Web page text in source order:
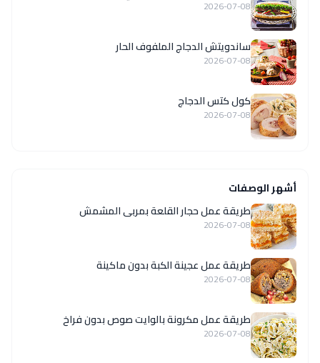
2026-07-08
ساندويتش الدجاج الملفوف الحار
2026-07-08
كول كتس الدجاج
2026-07-08
أشهر الوصفات
طريقة عمل حجار القلعة بمربى المشمش
2026-07-08
طريقة عمل عجينة الكبة بدون ماكينة
2026-07-08
طريقة عمل مكرونة بالوايت صوص بدون فراخ
2026-07-08